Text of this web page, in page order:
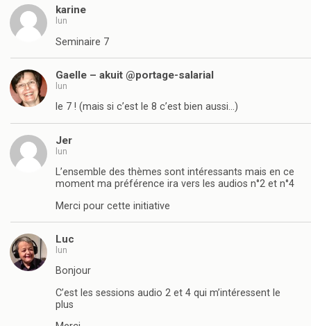
karine
lun
Seminaire 7
Gaelle – akuit @portage-salarial
lun
le 7 ! (mais si c’est le 8 c’est bien aussi…)
Jer
lun
L’ensemble des thèmes sont intéressants mais en ce
moment ma préférence ira vers les audios n°2 et n°4
Merci pour cette initiative
Luc
lun
Bonjour
C’est les sessions audio 2 et 4 qui m’intéressent le
plus